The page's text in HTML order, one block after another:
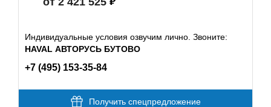
Индивидуальные условия озвучим лично. Звоните:
HAVAL АВТОРУСЬ БУТОВО
+7 (495) 153-35-84
Получить спецпредложение